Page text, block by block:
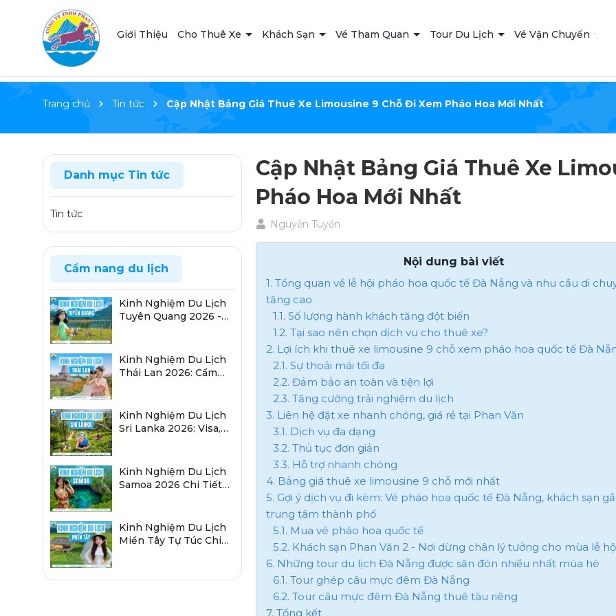
Giới Thiệu Cho Thuê Xe Khách Sạn Vé Tham Quan Tour Du Lịch Vé Vận Chuyển
Trang chủ Tin tức Cập Nhật Bảng Giá Thuê Xe Limousine 9 Chỗ Đi Xem Pháo Hoa Mới Nhất
Cập Nhật Bảng Giá Thuê Xe
Pháo Hoa Mới Nhất
Nguyễn Tuyền
Nội dung bài viết
1. Tổng quan về lễ hội pháo hoa quốc tế Đà Nẵng và nhu cầu di
tăng cao
1.1. Số lượng hành khách tăng đột biến
1.2. Tại sao nên chọn dịch vụ cho thuê xe?
2. Lợi ích khi thuê xe limousine 9 chỗ xem pháo hoa quốc tế Đà
2.1. Sự thoải mái tối đa
2.2. Đảm bảo an toàn và tiện lợi
2.3. Tăng cường trải nghiệm du lịch
3. Liên hệ đặt xe nhanh chóng, giá rẻ tại Phan Văn
3.1. Dịch vụ đa dạng
3.2. Thủ tục đơn giản
3.3. Hỗ trợ nhanh chóng
4. Bảng giá thuê xe limousine 9 chỗ mới nhất
5. Gợi ý dịch vụ đi kèm: Vé pháo hoa quốc tế Đà Nẵng, khách sạn
trung tâm thành phố
5.1. Mua vé pháo hoa quốc tế
5.2. Khách sạn Phan Văn 2 - Nơi dừng chân lý tưởng cho mùa lễ
6. Những tour du lịch Đà Nẵng được săn đón nhiều nhất mùa hè
6.1. Tour ghép câu mực đêm Đà Nẵng
6.2. Tour câu mực đêm Đà Nẵng thuê tàu riêng
7. Tổng kết
Danh mục Tin tức
Tin tức
Cẩm nang du lịch
Kinh Nghiệm Du Lịch
Tuyên Quang 2026 -
Kinh Nghiệm Du Lịch
Thái Lan 2026: Cẩm
Kinh Nghiệm Du Lịch
Sri Lanka 2026: Visa,
Kinh Nghiệm Du Lịch
Samoa 2026 Chi Tiết
Kinh Nghiệm Du Lịch
Miền Tây Tự Túc Chi